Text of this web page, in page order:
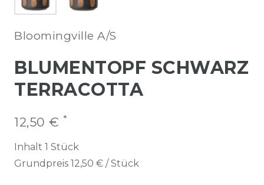
Bloomingville A/S
BLUMENTOPF SCHWARZ
TERRACOTTA
12,50 € *
Inhalt 1 Stück
Grundpreis 12,50 € / Stück